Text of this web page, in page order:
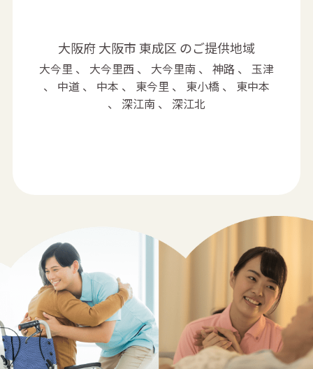
大阪府 大阪市 東成区 のご提供地域
大今里 、 大今里西 、 大今里南 、 神路 、 玉津
、 中道 、 中本 、 東今里 、 東小橋 、 東中本
、 深江南 、 深江北